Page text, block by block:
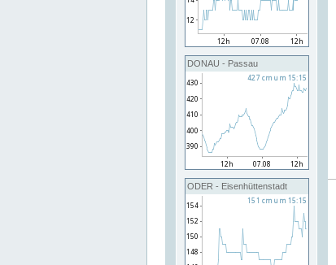
DONAU - Passau
ODER - Eisenhüttenstadt